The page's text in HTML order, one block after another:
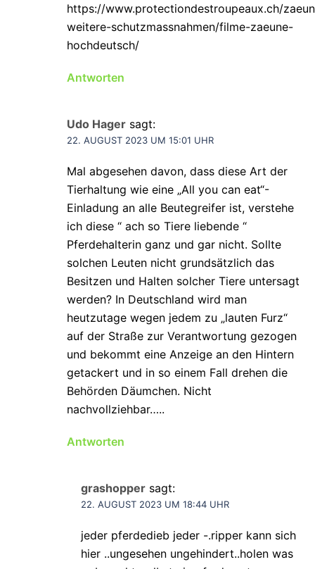
https://www.protectiondestroupeaux.ch/
weitere-schutzmassnahmen/filme-zaeune-
hochdeutsch/
Antworten
Udo Hager sagt:
22. AUGUST 2023 UM 15:01 UHR
Mal abgesehen davon, dass diese Art der
Tierhaltung wie eine „All you can eat“-
Einladung an alle Beutegreifer ist, verstehe
ich diese “ ach so Tiere liebende “
Pferdehalterin ganz und gar nicht. Sollte
solchen Leuten nicht grundsätzlich das
Besitzen und Halten solcher Tiere untersagt
werden? In Deutschland wird man
heutzutage wegen jedem zu „lauten Furz“
auf der Straße zur Verantwortung gezogen
und bekommt eine Anzeige an den Hintern
getackert und in so einem Fall drehen die
Behörden Däumchen. Nicht
nachvollziehbar…..
Antworten
grashopper sagt:
22. AUGUST 2023 UM 18:44 UHR
jeder pferdedieb jeder -.ripper kann sich
hier ..ungesehen ungehindert..holen was